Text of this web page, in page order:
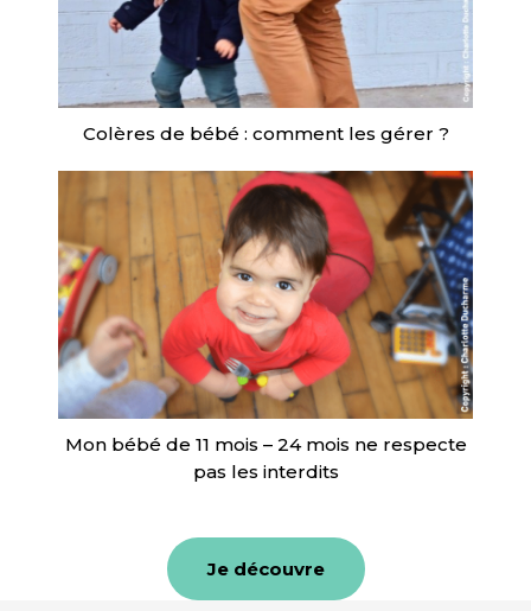
Colères de bébé : comment les gérer ?
Mon bébé de 11 mois – 24 mois ne respecte
pas les interdits
Je découvre